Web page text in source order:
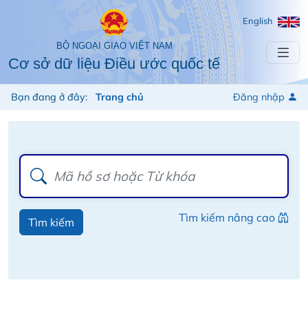
BỘ NGOẠI GIAO VIỆT NAM
Cơ sở dữ liệu Điều ước quốc tế
English
Bạn đang ở đây: Trang chủ Đăng nhập
Tìm kiếm Tìm kiếm nâng cao